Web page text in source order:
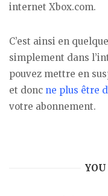
internet Xbox.com.
C’est ainsi en
simplement dans
pouvez mettre en
et donc ne plus être
votre abonnement.